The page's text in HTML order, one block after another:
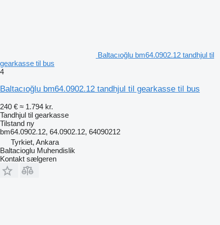
Baltacıoğlu bm64.0902.12 tandhjul til
gearkasse til bus
4
Baltacıoğlu bm64.0902.12 tandhjul til gearkasse til bus
240 € ≈ 1.794 kr.
Tandhjul til gearkasse
Tilstand ny
bm64.0902.12, 64.0902.12, 64090212
Tyrkiet, Ankara
Baltacioglu Muhendislik
Kontakt sælgeren